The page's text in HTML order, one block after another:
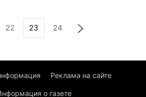
22 23 24
Реклама на сайте
о газете